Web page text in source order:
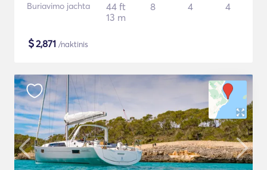
Buriavimo jachta
44 ft
13 m
8 4 4
$2,871 /naktinis